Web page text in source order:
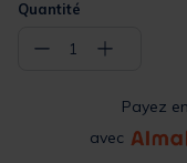
Quantité
− 1 +
Payez en
avec